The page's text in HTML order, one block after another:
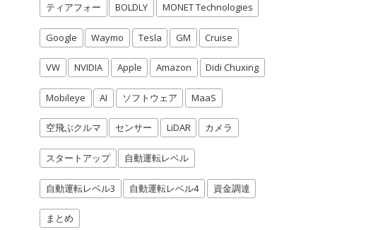
ティアフォー BOLDLY MONET Technologies
Google Waymo Tesla GM Cruise
VW NVIDIA Apple Amazon Didi Chuxing
Mobileye AI ソフトウェア MaaS
空飛ぶクルマ センサー LiDAR カメラ
スタートアップ 自動運転レベル
自動運転レベル3 自動運転レベル4 資金調達
まとめ